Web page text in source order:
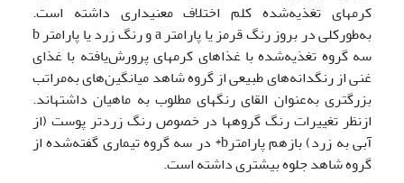
کرمهای تغذیه‌شده کلم اختلاف معنی­داری داشته ­است.
به‌طورکلی در بروز رنگ قرمز یا پارامتر a و رنگ زرد یا پارامتر b
سه گروه تغذیه‌شده با غذاهای کرمهای پرورش‌یافته با غذای
غنی از رنگدانه‌های طبیعی از گروه شاهد میانگین‌های به‌مراتب
بزرگتری به‌عنوان القای رنگهای مطلوب به ماهیان داشته­اند.
ازنظر تغییرات رنگ گروهها در خصوص رنگ زردتر پوست (از
آبی به زرد) بازهم پارامترb* در سه گروه تیماری گفته‌شده از
گروه شاهد جلوه بیشتری داشته است.